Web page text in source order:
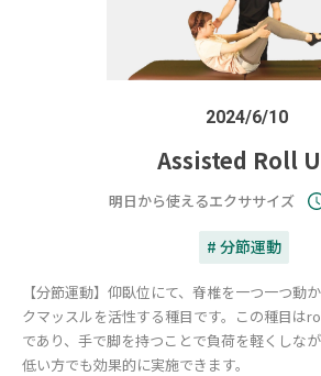
2024/6/10
Assisted Roll
明日から使えるエクササイズ
# 分節運動
【分節運動】仰臥位にて、脊椎を一つ一つ動
クマッスルを活性する種目です。この種目は
であり、手で脚を持つことで負荷を軽くしな
低い方でも効果的に実施できます。